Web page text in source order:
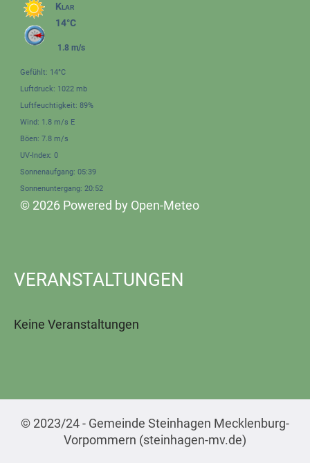
Klar
14°C
1.8 m/s
Gefühlt: 14°C
Luftdruck: 1022 mb
Luftfeuchtigkeit: 89%
Wind: 1.8 m/s E
Böen: 7.8 m/s
UV-Index: 0
Sonnenaufgang: 05:39
Sonnenuntergang: 20:52
© 2026 Powered by Open-Meteo
VERANSTALTUNGEN
Keine Veranstaltungen
© 2023/24 - Gemeinde Steinhagen Mecklenburg-
Vorpommern (steinhagen-mv.de)